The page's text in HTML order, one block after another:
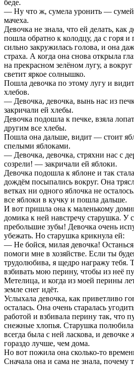
беде.
— Ну что ж, сумела уронить — сумей
мачеха.
Девочка не знала, что ей делать, как
пошла обратно к колодцу, да с горя
сильно закружилась голова, и она
страха. А когда она снова открыла
на прекрасном зелёном лугу, а
светит яркое солнышко.
Пошла девочка по этому лугу и
хлебов.
— Девочка, девочка, вынь нас из
закричали ей хлебы.
Девочка подошла к печке, взяла
другим все хлебы.
Пошла она дальше, видит — стоит
спелыми яблоками.
— Девочка, девочка, стряхни нас с
созрели! — закричали ей яблоки.
Девочка подошла к яблоне и так
дождём посыпались вокруг. Она
ветках ни одного яблочка не
все яблоки в кучку и пошла дальше.
И вот пришла она к маленькому
домика к ней навстречу старушка.
пребольшие зубы! Девочка очень
убежать. Но старушка крикнула ей:
— Не бойся, милая девочка!
помоги мне в хозяйстве. Если ты
трудолюбива, я щедро награжу тебя.
взбивать мою перину, чтобы из неё
Метелица, и когда из моей перины
земле снег идёт.
Услыхала девочка, как приветливо
осталась. Она очень старалась
работой и взбивала перину так, что
снежные хлопья. Старушка
всегда была с ней ласкова, и
гораздо лучше, чем дома.
Но вот пожила она сколько-то
Сначала она и сама не знала, почему